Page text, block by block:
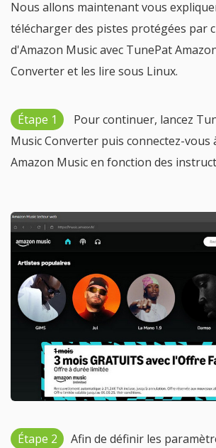
Nous allons maintenant vous
télécharger des pistes protégées par
d'Amazon Music avec TunePat
Converter et les lire sous Linux.
Étape 1
Pour continuer, lancez
Music Converter puis connectez-vous
Amazon Music en fonction des
Étape 2
Afin de définir les